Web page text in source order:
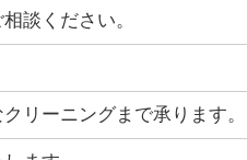
談ください。
リーニングまで承ります。